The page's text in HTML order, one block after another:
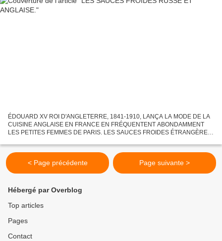
ÉDOUARD XV ROI D'ANGLETERRE, 1841-1910, LANÇA LA MODE DE LA
CUISINE ANGLAISE EN FRANCE EN FRÉQUENTENT ABONDAMMENT
LES PETITES FEMMES DE PARIS. LES SAUCES FROIDES ÉTRANGÈRE
BONNE SURPRISE POUR...
< Page précédente Page suivante >
Hébergé par Overblog
Top articles
Pages
Contact